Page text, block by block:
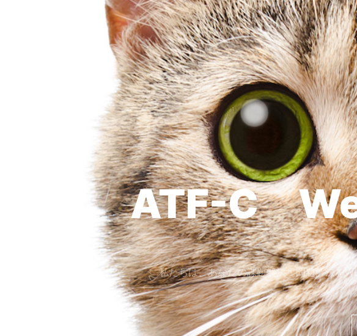
ATF-C
私たちは、あなたの課題解決・問題解決を